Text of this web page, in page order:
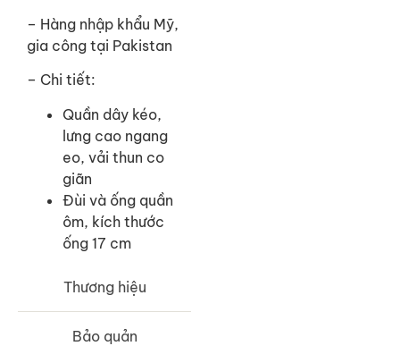
Thương hiệu
Bảo quản
– Hàng nhập khẩu Mỹ,
gia công tại Pakistan
– Chi tiết:
Quần dây kéo,
lưng cao ngang
eo, vải thun co
giãn
Đùi và ống quần
ôm, kích thước
ống 17 cm